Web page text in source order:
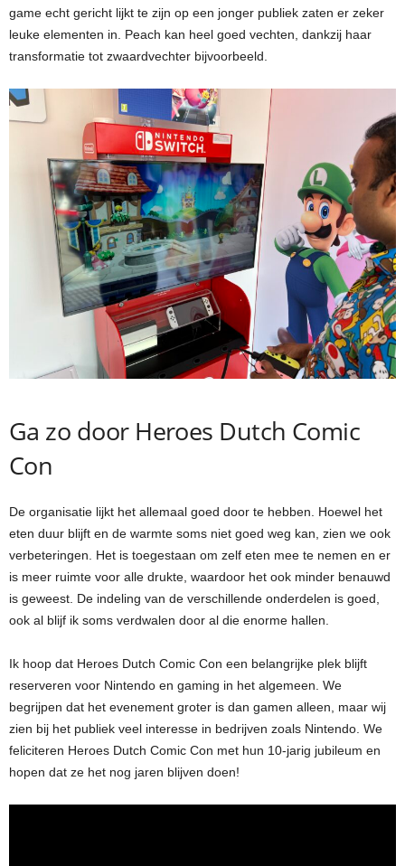
game echt gericht lijkt te zijn op een jonger publiek zaten er zeker
leuke elementen in. Peach kan heel goed vechten, dankzij haar
transformatie tot zwaardvechter bijvoorbeeld.
Ga zo door Heroes Dutch Comic
Con
De organisatie lijkt het allemaal goed door te hebben. Hoewel het
eten duur blijft en de warmte soms niet goed weg kan, zien we ook
verbeteringen. Het is toegestaan om zelf eten mee te nemen en er
is meer ruimte voor alle drukte, waardoor het ook minder benauwd
is geweest. De indeling van de verschillende onderdelen is goed,
ook al blijf ik soms verdwalen door al die enorme hallen.
Ik hoop dat Heroes Dutch Comic Con een belangrijke plek blijft
reserveren voor Nintendo en gaming in het algemeen. We
begrijpen dat het evenement groter is dan gamen alleen, maar wij
zien bij het publiek veel interesse in bedrijven zoals Nintendo. We
feliciteren Heroes Dutch Comic Con met hun 10-jarig jubileum en
hopen dat ze het nog jaren blijven doen!